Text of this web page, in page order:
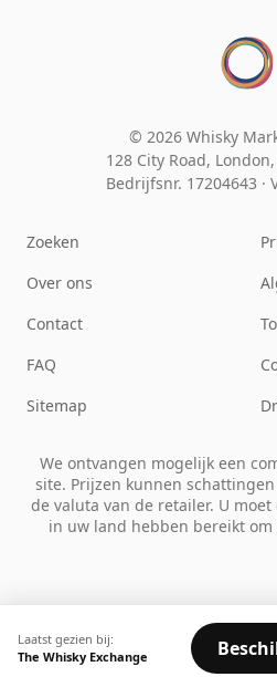
Laatst gezien bij:
The Whisky Exchange
© 2026 Whisky
128 City Road, London,
Bedrijfsnr. 17204643 ·
Zoeken
Over ons
Contact
FAQ
Sitemap
We ontvangen mogelijk een
site. Prijzen kunnen
de valuta van de retailer. U
in uw land hebben bereikt